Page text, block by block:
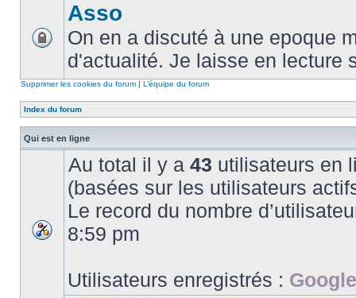
Asso
On en a discuté à une epoque
d'actualité. Je laisse en lecture
Supprimer les cookies du forum | L’équipe du forum
Index du forum
Qui est en ligne
Au total il y a 43 utilisateurs en
(basées sur les utilisateurs
Le record du nombre
8:59 pm
Utilisateurs enregistrés :